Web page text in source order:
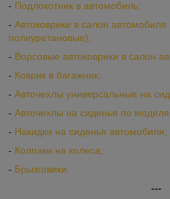
- Подлокотник в автомобиль;
- Автоковрики в салон
полиуретановые);
- Ворсовые автоковрики в салон
- Коврик в багажник;
- Авточехлы универсальные на
- Авточехлы на сиденья по
- Накидки на сиденья автомобиля;
- Колпаки на колеса;
- Брызговики.
---